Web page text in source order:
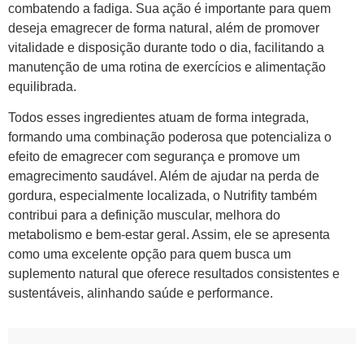
combatendo a fadiga. Sua ação é importante para quem
deseja emagrecer de forma natural, além de promover
vitalidade e disposição durante todo o dia, facilitando a
manutenção de uma rotina de exercícios e alimentação
equilibrada.
Todos esses ingredientes atuam de forma integrada,
formando uma combinação poderosa que potencializa o
efeito de emagrecer com segurança e promove um
emagrecimento saudável. Além de ajudar na perda de
gordura, especialmente localizada, o Nutrifity também
contribui para a definição muscular, melhora do
metabolismo e bem-estar geral. Assim, ele se apresenta
como uma excelente opção para quem busca um
suplemento natural que oferece resultados consistentes e
sustentáveis, alinhando saúde e performance.